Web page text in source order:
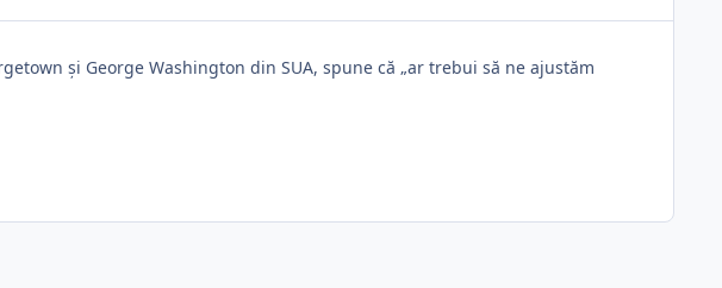
și George Washington din SUA, spune că „ar trebui să ne ajustăm